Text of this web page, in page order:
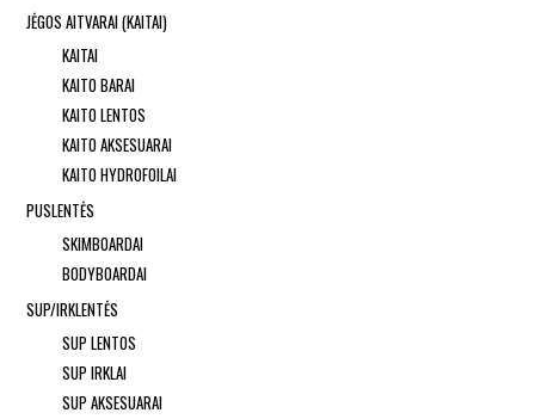
JĖGOS AITVARAI (KAITAI)
KAITAI
KAITO BARAI
KAITO LENTOS
KAITO AKSESUARAI
KAITO HYDROFOILAI
PUSLENTĖS
SKIMBOARDAI
BODYBOARDAI
SUP/IRKLENTĖS
SUP LENTOS
SUP IRKLAI
SUP AKSESUARAI